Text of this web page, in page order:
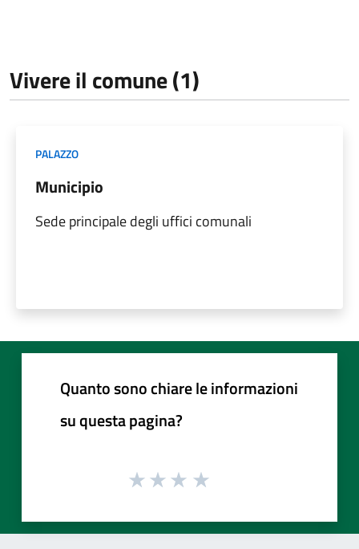
Vivere il comune (1)
PALAZZO
Municipio
Sede principale degli uffici comunali
Quanto sono chiare le informazioni
su questa pagina?